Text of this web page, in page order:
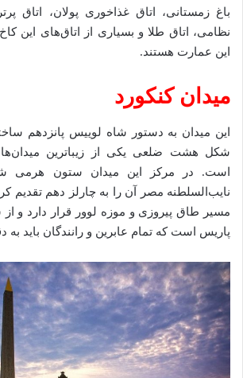
باغ زمستانی، اتاق غذاخوری پولان، اتاق
نظامی، اتاق طلا و بسیاری از اتاق‌های این
این عمارت هستند.
میدان کنکورد
این میدان به دستور شاه لوییس پانزدهم
شکل هشت ضلعی یکی از زیباترین
است. در مرکز این میدان ستون هرمی
نایب‌السلطنه مصر آن را به چارلز دهم تقدیم
مسیر طاق پیروزی و موزه لوور قرار دارد و
پاریس است که تمام عابرین و رانندگان باید به